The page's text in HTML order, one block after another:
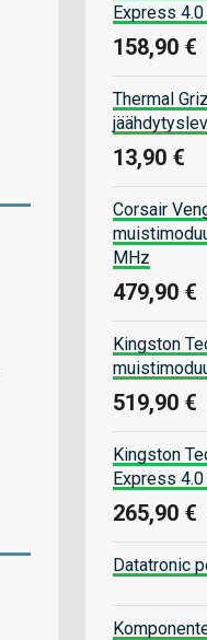
Express
158,90 €
Thermal
13,90 €
Corsair
MHz
479,90 €
Kingston
519,90 €
Kingston
Express
265,90 €
Datatronic